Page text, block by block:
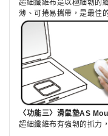
超細纖維布是以極細韌的
薄、可捲易攜帶，是最佳
〈功能三〉滑鼠墊AS
超細纖維布有強韌的抓力